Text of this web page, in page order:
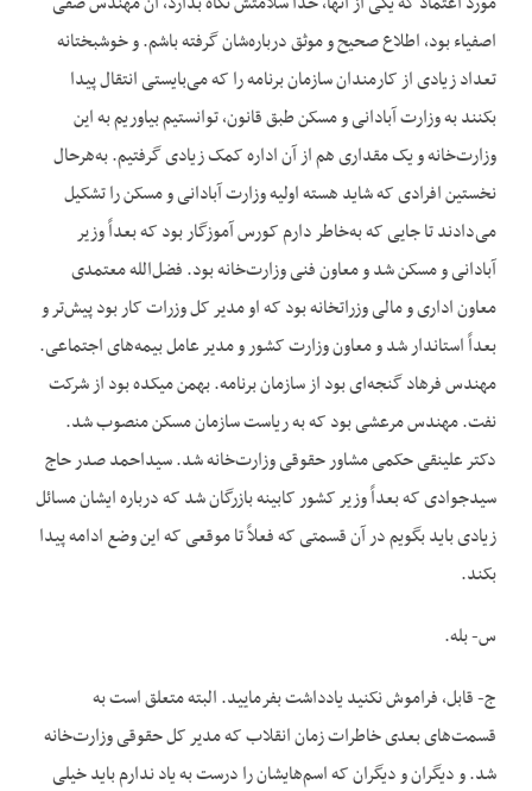
اصفیاء بود، اطلاع صحیح و موثق درباره‌شان گرفته باشم. و خوشبختانه
تعداد زیادی از کارمندان سازمان برنامه را که می‌بایستی انتقال پیدا
بکنند به وزارت آبادانی و مسکن طبق قانون، توانستیم بیاوریم به این
وزارت‌خانه و یک مقداری هم از آن اداره کمک زیادی گرفتیم. به‌هرحال
نخستین افرادی که شاید هسته اولیه وزارت آبادانی و مسکن را تشکیل
می‌دادند تا جایی که به‌خاطر دارم کورس آموزگار بود که بعداً وزیر
آبادانی و مسکن شد و معاون فنی وزارت‌خانه بود. فضل‌الله معتمدی
معاون اداری و مالی وزراتخانه بود که او مدیر کل وزرات کار بود پیش‌تر و
بعداً استاندار شد و معاون وزارت کشور و مدیر عامل بیمه‌های اجتماعی.
مهندس فرهاد گنجه‌ای بود از سازمان برنامه. بهمن میکده بود از شرکت
نفت. مهندس مرعشی بود که به ریاست سازمان مسکن منصوب شد.
دکتر علینقی حکمی مشاور حقوقی وزارت‌خانه شد. سیداحمد صدر حاج
سیدجوادی که بعداً وزیر کشور کابینه بازرگان شد که درباره ایشان مسائل
زیادی باید بگویم در آن قسمتی که فعلاً تا موقعی که این وضع ادامه پیدا
بکند.
س- بله.
ج- قابل، فراموش نکنید یادداشت بفرمایید. البته متعلق است به
قسمت‌های بعدی خاطرات زمان انقلاب که مدیر کل حقوقی وزارت‌خانه
شد. و دیگران و دیگران که اسم‌هایشان را درست به یاد ندارم باید خیلی